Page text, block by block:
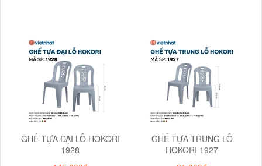
GHẾ TỰA ĐẠI LỖ HOKORI
1928
GHẾ TỰA TRUNG LỖ
HOKORI 1927